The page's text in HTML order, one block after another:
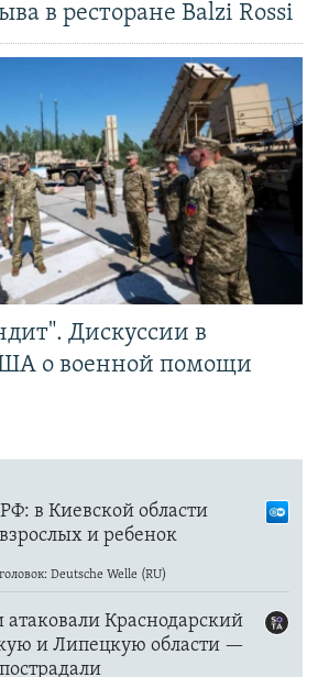
в ресторане Balzi Rossi
Дискуссии в
о военной помощи